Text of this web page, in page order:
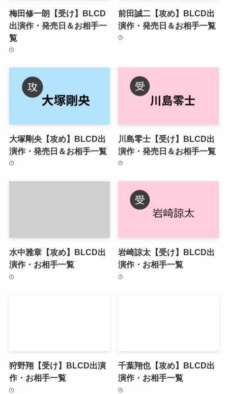
梅田修一朗【受け】BLCD
出演作・発売日＆お相手一
覧
前田誠二【攻め】BLCD出
演作・発売日＆お相手一覧
大塚剛央【攻め】BLCD出
演作・発売日＆お相手一覧
川島零士【受け】BLCD出
演作・発売日＆お相手一覧
水中雅章【攻め】BLCD出
演作・お相手一覧
岩崎諒太【受け】BLCD出
演作・お相手一覧
狩野翔【受け】BLCD出演
作・お相手一覧
千葉翔也【攻め】BLCD出
演作・お相手一覧